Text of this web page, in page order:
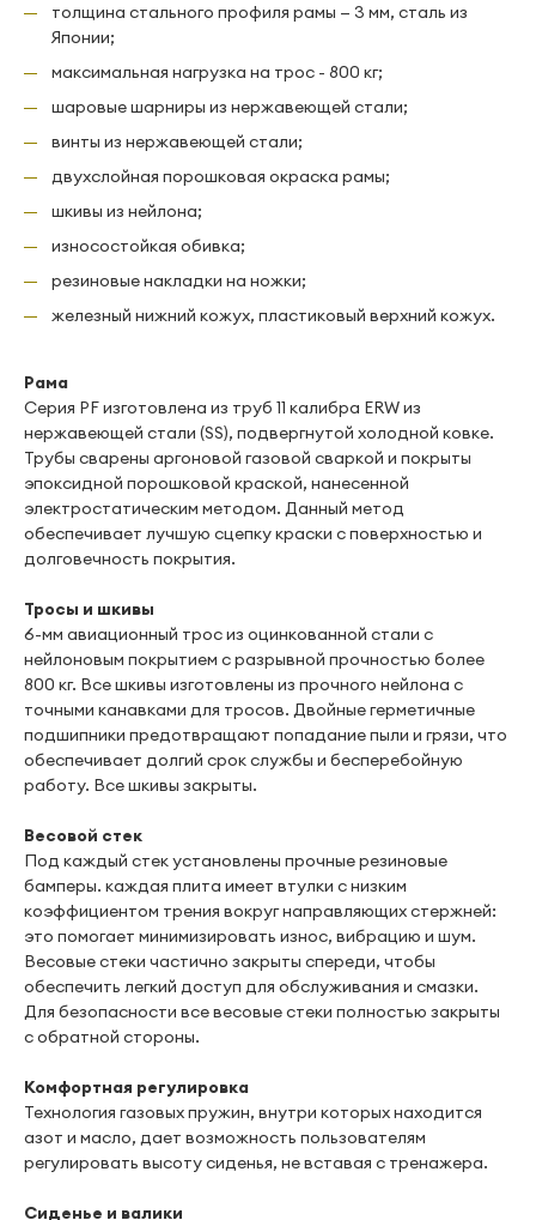
толщина стального профиля рамы — 3 мм, сталь из
Японии;
максимальная нагрузка на трос - 800 кг;
шаровые шарниры из нержавеющей стали;
винты из нержавеющей стали;
двухслойная порошковая окраска рамы;
шкивы из нейлона;
износостойкая обивка;
резиновые накладки на ножки;
железный нижний кожух, пластиковый верхний кожух.
Рама
Серия PF изготовлена из труб 11 калибра ERW из
нержавеющей стали (SS), подвергнутой холодной ковке.
Трубы сварены аргоновой газовой сваркой и покрыты
эпоксидной порошковой краской, нанесенной
электростатическим методом. Данный метод
обеспечивает лучшую сцепку краски с поверхностью и
долговечность покрытия.
Тросы и шкивы
6-мм авиационный трос из оцинкованной стали с
нейлоновым покрытием с разрывной прочностью более
800 кг. Все шкивы изготовлены из прочного нейлона с
точными канавками для тросов. Двойные герметичные
подшипники предотвращают попадание пыли и грязи, что
обеспечивает долгий срок службы и бесперебойную
работу. Все шкивы закрыты.
Весовой стек
Под каждый стек установлены прочные резиновые
бамперы. каждая плита имеет втулки с низким
коэффициентом трения вокруг направляющих стержней:
это помогает минимизировать износ, вибрацию и шум.
Весовые стеки частично закрыты спереди, чтобы
обеспечить легкий доступ для обслуживания и смазки.
Для безопасности все весовые стеки полностью закрыты
с обратной стороны.
Комфортная регулировка
Технология газовых пружин, внутри которых находится
азот и масло, дает возможность пользователям
регулировать высоту сиденья, не вставая с тренажера.
Сиденье и валики